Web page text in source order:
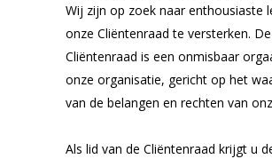
Wij zijn op zoek naar enthousiaste
onze Cliëntenraad te versterken. De
Cliëntenraad is een onmisbaar
onze organisatie, gericht op het
van de belangen en rechten van
Als lid van de Cliëntenraad krijgt u